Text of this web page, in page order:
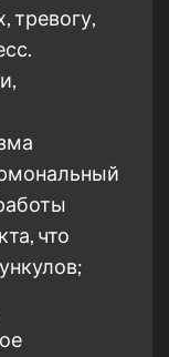
тревогу,
что